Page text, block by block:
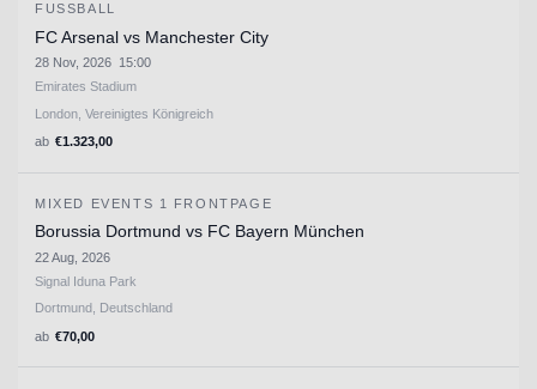
FUSSBALL
FC Arsenal vs Manchester City
28 Nov, 2026 15:00
Emirates Stadium
London, Vereinigtes Königreich
ab €1.323,00
MIXED EVENTS 1 FRONTPAGE
Borussia Dortmund vs FC Bayern München
22 Aug, 2026
Signal Iduna Park
Dortmund, Deutschland
ab €70,00